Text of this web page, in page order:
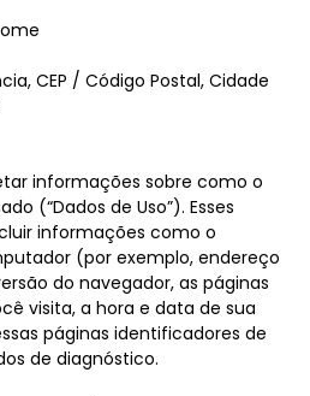
CEP / Código Postal, Cidade
informações sobre como o
(“Dados de Uso”). Esses
informações como o
(por exemplo, endereço
do navegador, as páginas
visita, a hora e data de sua
páginas identificadores de
de diagnóstico.